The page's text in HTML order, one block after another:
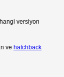
versiyon
ve hatchback